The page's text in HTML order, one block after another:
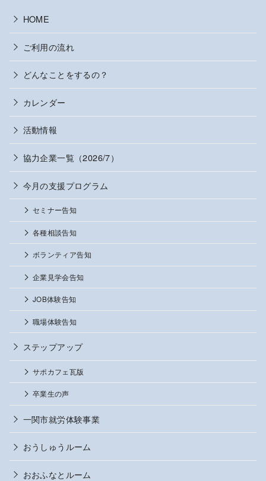
HOME
ご利用の流れ
どんなことをするの？
カレンダー
活動情報
協力企業一覧（2026/7）
今月の支援プログラム
セミナー告知
各種相談告知
ボランティア告知
企業見学会告知
JOB体験告知
職場体験告知
ステップアップ
サポカフェ瓦版
卒業生の声
一関市就労体験事業
おうしゅうルーム
おおふなとルーム